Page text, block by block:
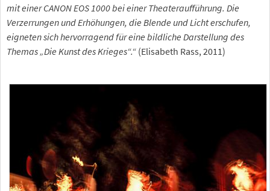
mit einer CANON EOS 1000 bei einer Theateraufführung. Die
Verzerrungen und Erhöhungen, die Blende und Licht erschufen,
eigneten sich hervorragend für eine bildliche Darstellung des
Themas „Die Kunst des Krieges“.“ (Elisabeth Rass, 2011)